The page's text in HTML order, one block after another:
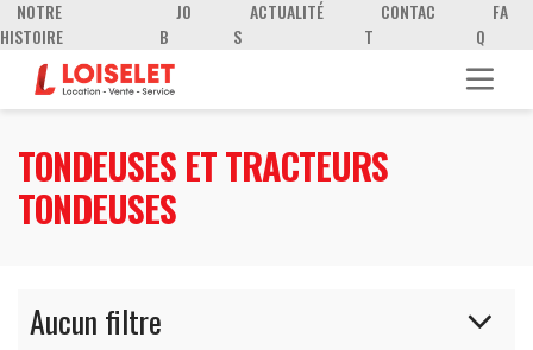
NOTRE
HISTOIRE
JO
B
ACTUALITÉ
S
CONTAC
T
FA
Q
TONDEUSES ET TRACTEURS
TONDEUSES
Aucun filtre